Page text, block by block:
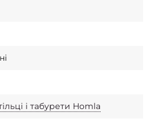
і табурети Homla